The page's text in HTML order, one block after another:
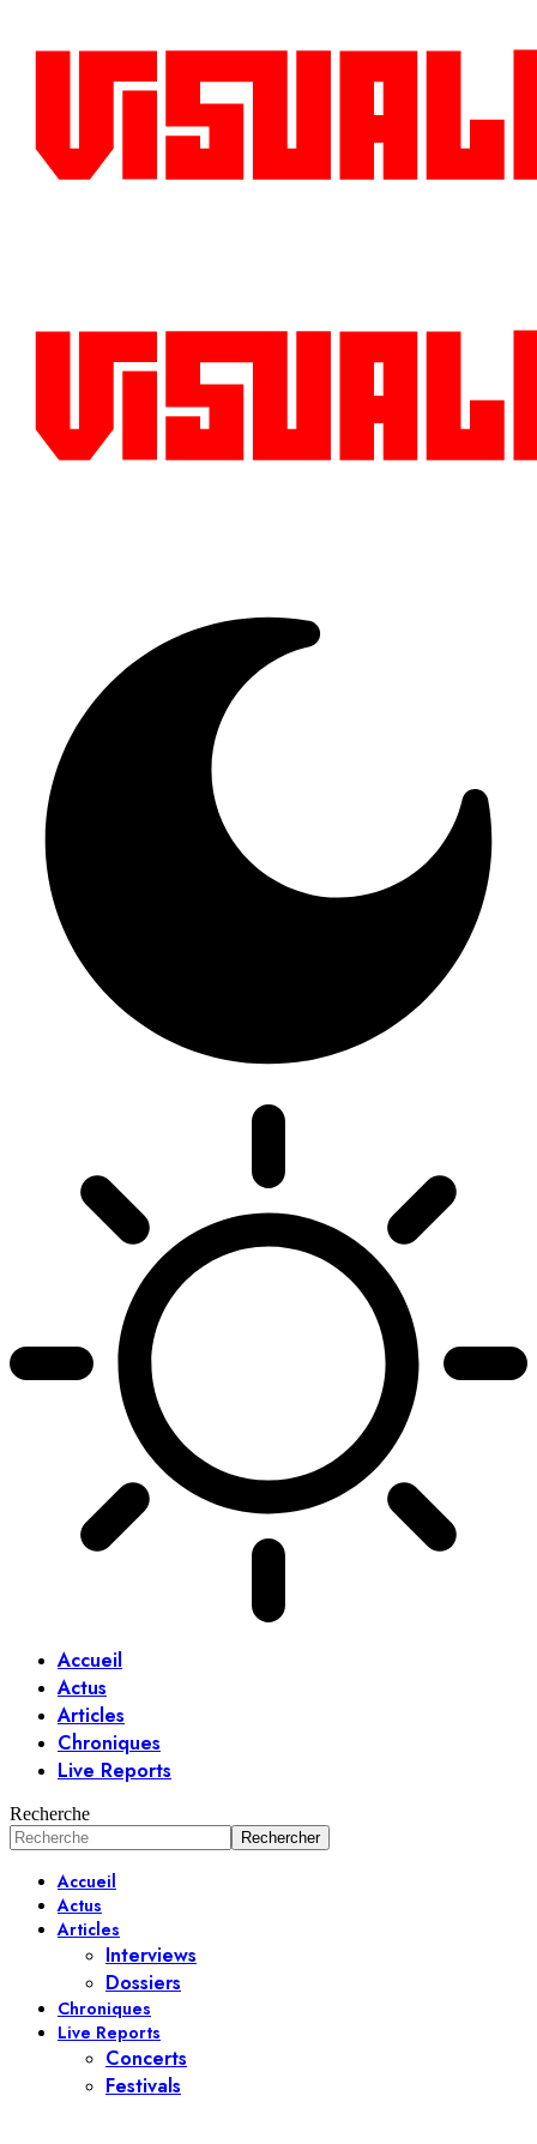
Accueil
Actus
Articles
Chroniques
Live Reports
Recherche
Accueil
Actus
Articles
Interviews
Dossiers
Chroniques
Live Reports
Concerts
Festivals